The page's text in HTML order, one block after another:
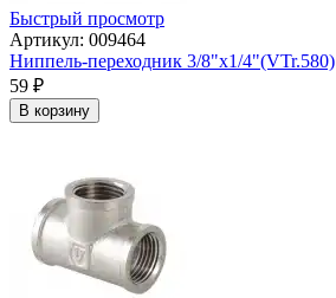
Быстрый просмотр
Артикул: 009464
Ниппель-переходник 3/8"х1/4"(VTr.580)
59 ₽
В корзину